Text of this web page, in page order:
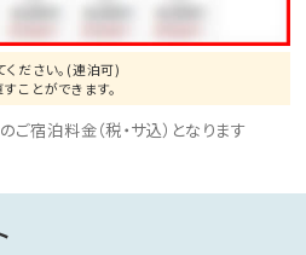
ださい。(連泊可)
ことができます。
宿泊料金（税・サ込）となります